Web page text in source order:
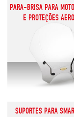
PARA-BRISA PARA
E PROTEÇÕES
SUPORTES PARA